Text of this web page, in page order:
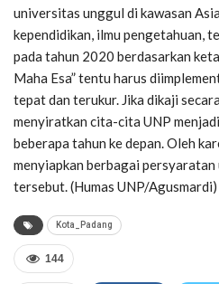
universitas unggul di kawasan
kependidikan, ilmu pengetahuan,
pada tahun 2020 berdasarkan
Maha Esa” tentu harus
tepat dan terukur. Jika dikaji
menyiratkan cita-cita UNP
beberapa tahun ke depan. Oleh
menyiapkan berbagai persyaratan
tersebut. (Humas UNP/Agusmardi)
Kota_Padang
144